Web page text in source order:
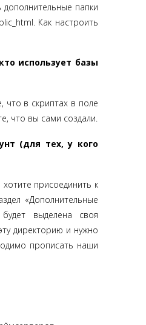
папки
Как настроить
использует базы
что в скриптах в поле
что вы сами создали.
(для тех, у кого
присоединить к
«Дополнительные
выделена своя
директорию и нужно
прописать наши